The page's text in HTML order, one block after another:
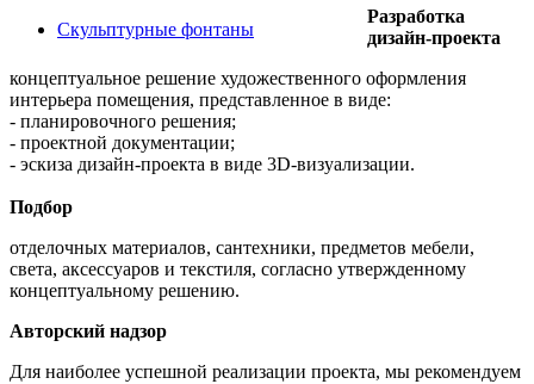
Скульптурные фонтаны
Разработка
дизайн-проекта
концептуальное решение художественного оформления
интерьера помещения, представленное в виде:
- планировочного решения;
- проектной документации;
- эскиза дизайн-проекта в виде 3D-визуализации.
Подбор
отделочных материалов, сантехники, предметов мебели,
света, аксессуаров и текстиля, согласно утвержденному
концептуальному решению.
Авторский надзор
Для наиболее успешной реализации проекта, мы рекомендуем